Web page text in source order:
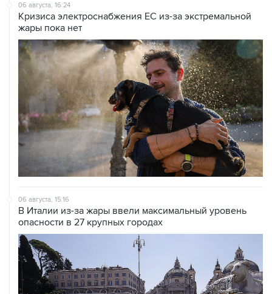
06 августа, 16:24
Кризиса электроснабжения ЕС из-за экстремальной
жары пока нет
06 августа, 15:16
В Италии из-за жары ввели максимальный уровень
опасности в 27 крупных городах